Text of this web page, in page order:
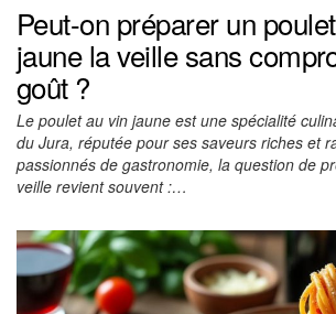
Peut-on préparer un
jaune la veille sans
goût ?
Le poulet au vin jaune est une spécialité
du Jura, réputée pour ses saveurs riches et
passionnés de gastronomie, la question de
veille revient souvent :…